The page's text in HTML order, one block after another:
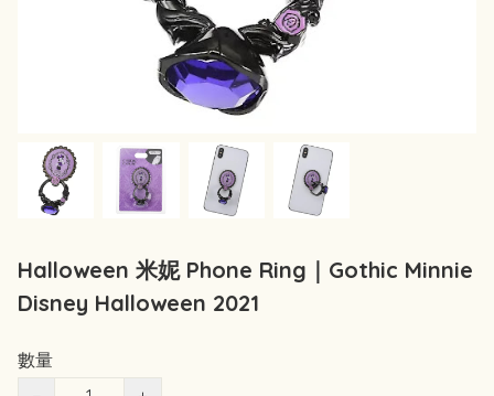
Halloween 米妮 Phone Ring｜Gothic Minnie
Disney Halloween 2021
數量